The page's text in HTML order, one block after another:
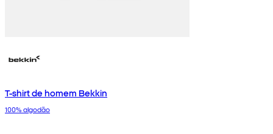
T-shirt de homem Bekkin
100% algodão